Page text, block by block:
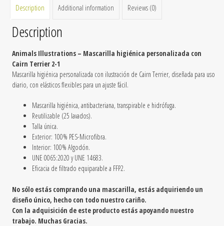
Description Additional information Reviews (0)
Description
Animals Illustrations – Mascarilla higiénica personalizada con
Cairn Terrier 2-1
Mascarilla higiénica personalizada con ilustración de Cairn Terrier, diseñada para uso
diario, con elásticos flexibles para un ajuste fácil.
Mascarilla higiénica, antibacteriana, transpirable e hidrófuga.
Reutilizable (25 lavados).
Talla única.
Exterior: 100% PES-Microfibra.
Interior: 100% Algodón.
UNE 0065:2020 y UNE 14683.
Eficacia de filtrado equiparable a FFP2.
No sólo estás comprando una mascarilla, estás adquiriendo un
diseño único, hecho con todo nuestro cariño.
Con la adquisición de este producto estás apoyando nuestro
trabajo. Muchas Gracias.